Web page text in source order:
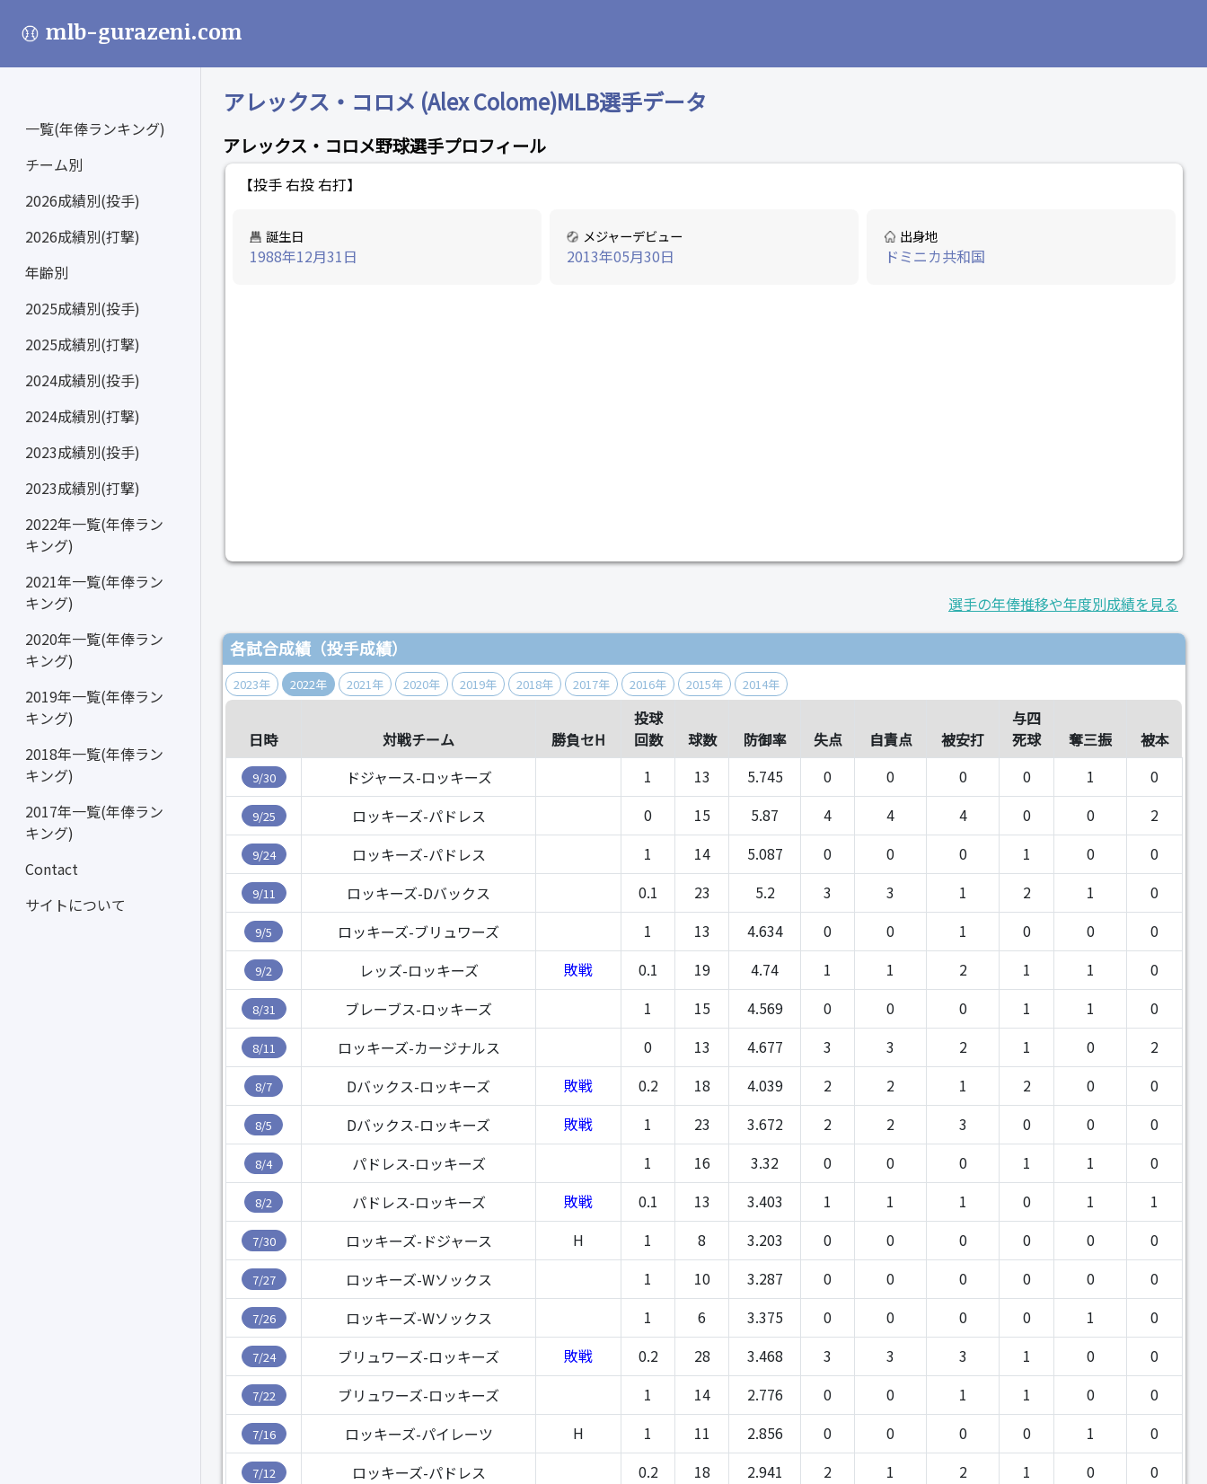
mlb-gurazeni.com
一覧(年俸ランキング)
チーム別
2026成績別(投手)
2026成績別(打撃)
年齢別
2025成績別(投手)
2025成績別(打撃)
2024成績別(投手)
2024成績別(打撃)
2023成績別(投手)
2023成績別(打撃)
2022年一覧(年俸ラン
キング)
2021年一覧(年俸ラン
キング)
2020年一覧(年俸ラン
キング)
2019年一覧(年俸ラン
キング)
2018年一覧(年俸ラン
キング)
2017年一覧(年俸ラン
キング)
Contact
サイトについて
アレックス・コロメ (Alex Colome)MLB選手データ
アレックス・コロメ野球選手プロフィール
【投手 右投 右打】
誕生日
1988年12月31日
メジャーデビュー
2013年05月30日
出身地
ドミニカ共和国
選手の年俸推移や年度別成績を見る
各試合成績（投手成績）
2023年 2022年 2021年 2020年 2019年 2018年 2017年 2016年 2015年 2014年
日時 対戦チーム 勝負セH
投球
回数
球数 防御率 失点 自責点 被安打
与四
死球
奪三振 被本
9/30 ドジャース-ロッキーズ 1 13 5.745 0 0 0 0 1 0
9/25 ロッキーズ-パドレス 0 15 5.87 4 4 4 0 0 2
9/24 ロッキーズ-パドレス 1 14 5.087 0 0 0 1 0 0
9/11 ロッキーズ-Dバックス 0.1 23 5.2 3 3 1 2 1 0
9/5 ロッキーズ-ブリュワーズ 1 13 4.634 0 0 1 0 0 0
9/2 レッズ-ロッキーズ 敗戦 0.1 19 4.74 1 1 2 1 1 0
8/31 ブレーブス-ロッキーズ 1 15 4.569 0 0 0 1 1 0
8/11 ロッキーズ-カージナルス 0 13 4.677 3 3 2 1 0 2
8/7 Dバックス-ロッキーズ 敗戦 0.2 18 4.039 2 2 1 2 0 0
8/5 Dバックス-ロッキーズ 敗戦 1 23 3.672 2 2 3 0 0 0
8/4 パドレス-ロッキーズ 1 16 3.32 0 0 0 1 1 0
8/2 パドレス-ロッキーズ 敗戦 0.1 13 3.403 1 1 1 0 1 1
7/30 ロッキーズ-ドジャース H 1 8 3.203 0 0 0 0 0 0
7/27 ロッキーズ-Wソックス 1 10 3.287 0 0 0 0 0 0
7/26 ロッキーズ-Wソックス 1 6 3.375 0 0 0 0 1 0
7/24 ブリュワーズ-ロッキーズ 敗戦 0.2 28 3.468 3 3 3 1 0 0
7/22 ブリュワーズ-ロッキーズ 1 14 2.776 0 0 1 1 0 0
7/16 ロッキーズ-パイレーツ H 1 11 2.856 0 0 0 0 1 0
7/12 ロッキーズ-パドレス 0.2 18 2.941 2 1 2 1 0 0